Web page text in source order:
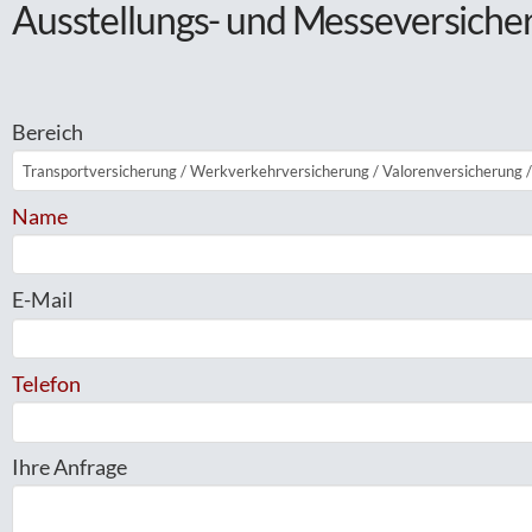
Ausstellungs- und
Bereich
Name
E-Mail
Telefon
Ihre Anfrage